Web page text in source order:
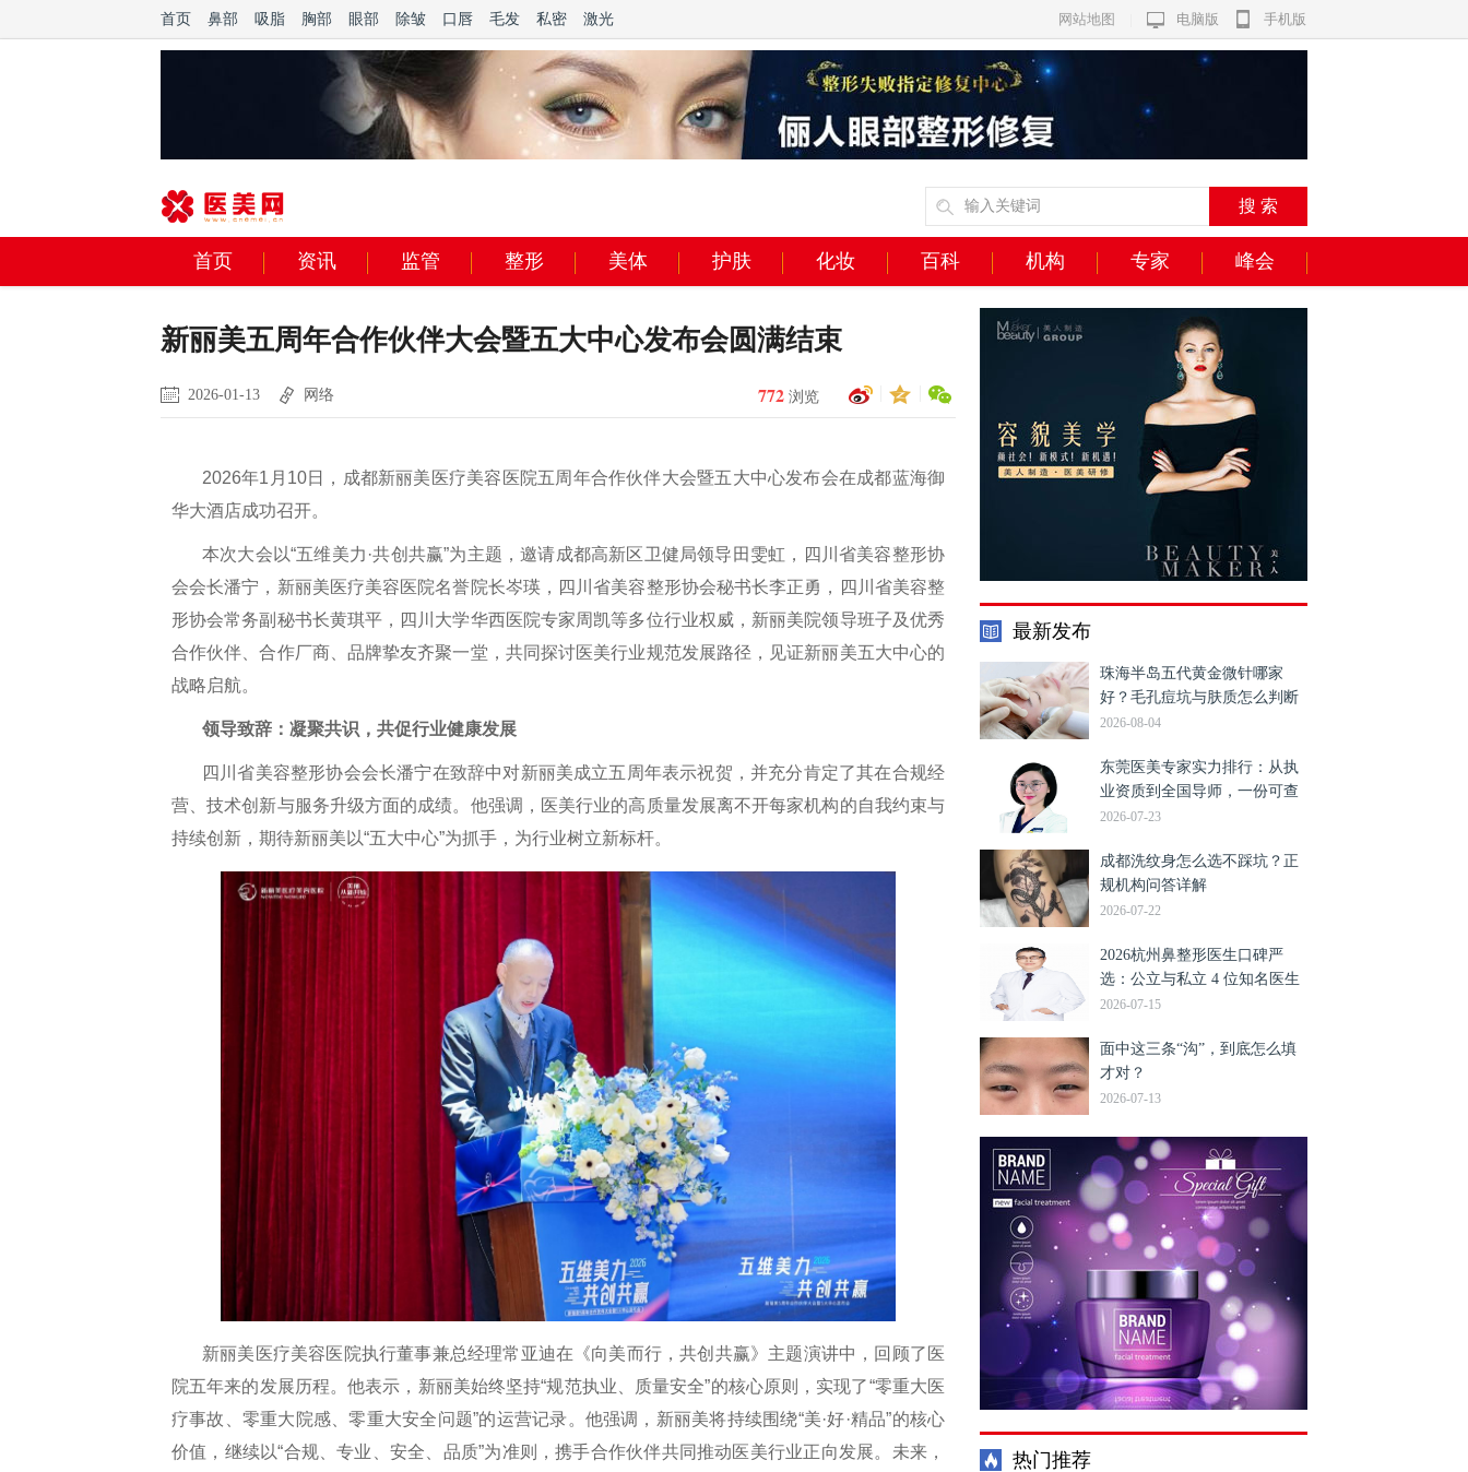
首页 鼻部 吸脂 胸部 眼部 除皱 口唇 毛发 私密 激光 电脑版 手机版
网站地图
首页 资讯 监管 整形 美体 护肤 化妆 百科 机构 专家 峰会
新丽美五周年合作伙伴大会暨五大中心发布会圆满结束
2026-01-13 网络 772 浏览
2026年1月10日，成都新丽美医疗美容医院五周年合作伙伴大会暨五大中心发布会在成都蓝海御
华大酒店成功召开。
本次大会以“五维美力·共创共赢”为主题，邀请成都高新区卫健局领导田雯虹，四川省美容整形协
会会长潘宁，新丽美医疗美容医院名誉院长岑瑛，四川省美容整形协会秘书长李正勇，四川省美容整
形协会常务副秘书长黄琪平，四川大学华西医院专家周凯等多位行业权威，新丽美院领导班子及优秀
合作伙伴、合作厂商、品牌挚友齐聚一堂，共同探讨医美行业规范发展路径，见证新丽美五大中心的
战略启航。
领导致辞：凝聚共识，共促行业健康发展
四川省美容整形协会会长潘宁在致辞中对新丽美成立五周年表示祝贺，并充分肯定了其在合规经
营、技术创新与服务升级方面的成绩。他强调，医美行业的高质量发展离不开每家机构的自我约束与
持续创新，期待新丽美以“五大中心”为抓手，为行业树立新标杆。
新丽美医疗美容医院执行董事兼总经理常亚迪在《向美而行，共创共赢》主题演讲中，回顾了医
院五年来的发展历程。他表示，新丽美始终坚持“规范执业、质量安全”的核心原则，实现了“零重大医
疗事故、零重大院感、零重大安全问题”的运营记录。他强调，新丽美将持续围绕“美·好·精品”的核心
价值，继续以“合规、专业、安全、品质”为准则，携手合作伙伴共同推动医美行业正向发展。未来，
最新发布
珠海半岛五代黄金微针哪家
好？毛孔痘坑与肤质怎么判断
2026-08-04
东莞医美专家实力排行：从执
业资质到全国导师，一份可查
证的医师能力分级指南
2026-07-23
成都洗纹身怎么选不踩坑？正
规机构问答详解
2026-07-22
2026杭州鼻整形医生口碑严
选：公立与私立 4 位知名医生
鼻修复靠谱全解析与推荐
2026-07-15
面中这三条“沟”，到底怎么填
才对？
2026-07-13
热门推荐